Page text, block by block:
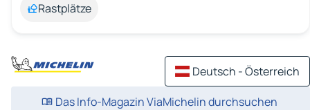
Rastplätze
Deutsch - Österreich
Das Info-Magazin ViaMichelin durchsuchen